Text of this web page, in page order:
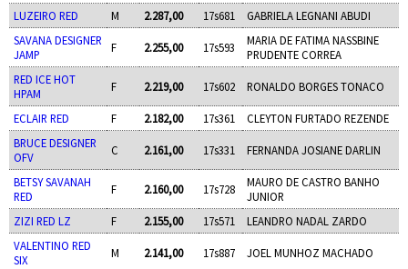
LUZEIRO RED
M 2.287,00 17s681
GABRIELA LEGNANI ABUDI
SAVANA DESIGNER
JAMP
F 2.255,00 17s593
MARIA DE FATIMA NASSBINE
PRUDENTE CORREA
RED ICE HOT
HPAM
F 2.219,00 17s602 RONALDO BORGES TONACO
ECLAIR RED F 2.182,00 17s361
CLEYTON FURTADO REZENDE
BRUCE DESIGNER
OFV
C 2.161,00 17s331 FERNANDA JOSIANE DARLIN
BETSY SAVANAH
RED
F 2.160,00 17s728
MAURO DE CASTRO BANHO
JUNIOR
ZIZI RED LZ
F 2.155,00 17s571
LEANDRO NADAL ZARDO
VALENTINO RED
SIX
M 2.141,00 17s887 JOEL MUNHOZ MACHADO